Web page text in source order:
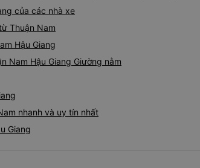
của các nhà xe
Thuận Nam
Hậu Giang
Nam Hậu Giang Giường nằm
nhanh và uy tín nhất
Giang